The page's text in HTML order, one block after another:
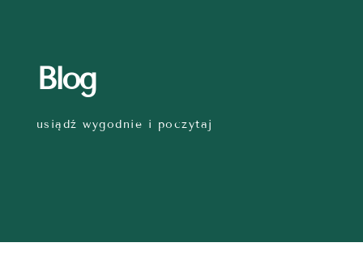
Blog
usiądź wygodnie i poczytaj